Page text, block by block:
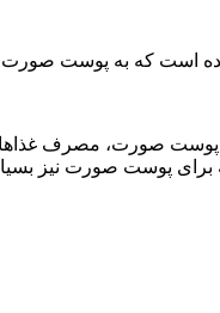
است که به پوست
پوست صورت، مصرف
پوست صورت نیز